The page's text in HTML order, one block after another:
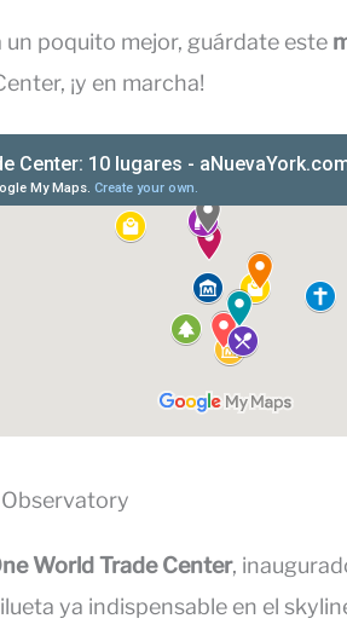
poquito mejor, guárdate este
¡y en marcha!
World Trade Center,
ya indispensable en el